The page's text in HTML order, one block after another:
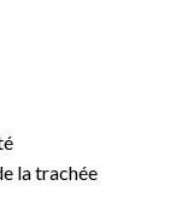
la trachée